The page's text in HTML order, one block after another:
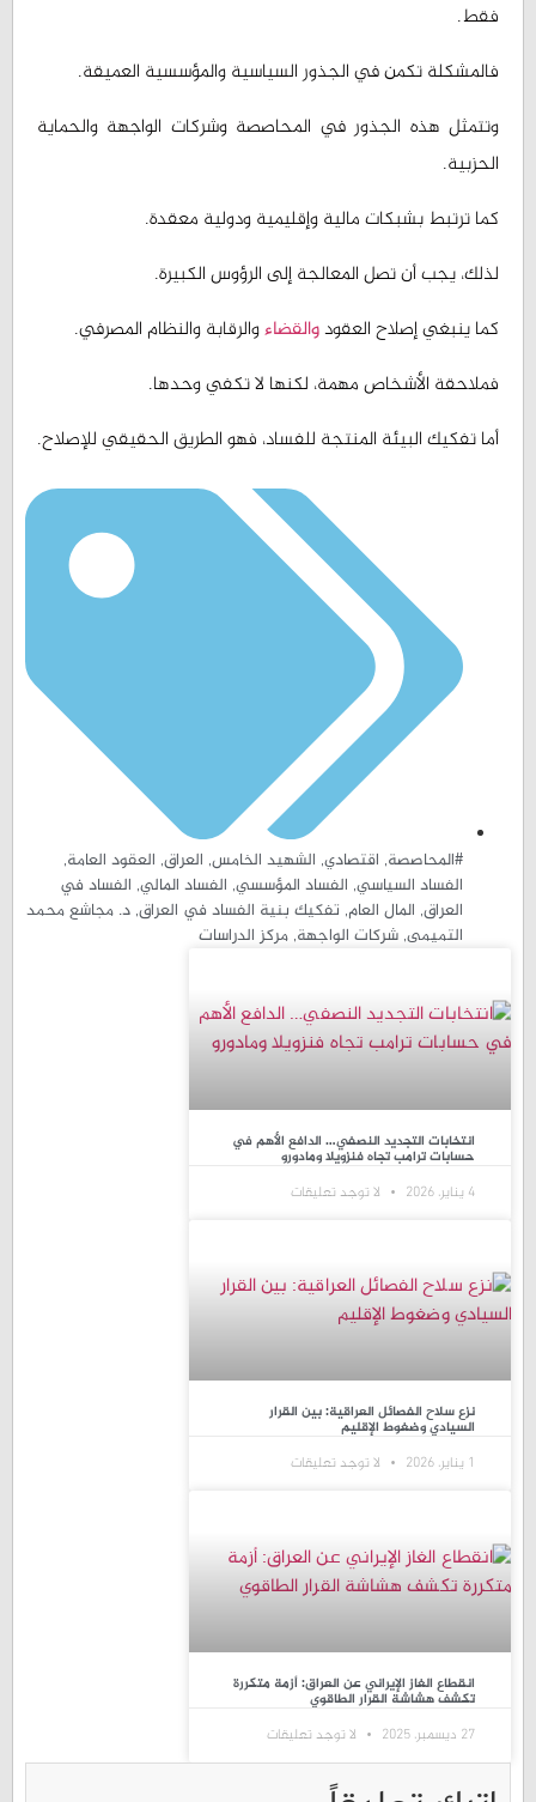
فالمشكلة تكمن في الجذور السياسية والمؤسسية العميقة.
وتتمثل هذه الجذور في المحاصصة وشركات الواجهة والحماية
الحزبية.
كما ترتبط بشبكات مالية وإقليمية ودولية معقدة.
لذلك، يجب أن تصل المعالجة إلى الرؤوس الكبيرة.
كما ينبغي إصلاح العقودوالقضاءوالرقابة والنظام المصرفي.
فملاحقة الأشخاص مهمة، لكنها لا تكفي وحدها.
أما تفكيك البيئة المنتجة للفساد، فهو الطريق الحقيقي للإصلاح.
اقتصادي, الشهيد الخامس العراق,
الفساد المؤسسي الفساد المالي
العراق,المال العام,تفكيك بنية الفساد في العراق,د. مجاشع محمد
التمیمی,شركات الواجهة,مركز الدراسات
حسابات ترامب تجاه فنزويلا ومادورو
4 يناير، 2026 لا توجد تعليقات
السيادي وضغوط الإقليم
1 يناير، 2026 لا توجد تعليقات
تكشف هشاشة القرار الطاقوي
27 ديسمبر، 2025 لا توجد تعليقات
اترك تعليقاً